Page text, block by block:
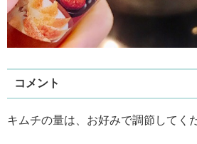
コメント
キムチの量は、お好みで調節してく